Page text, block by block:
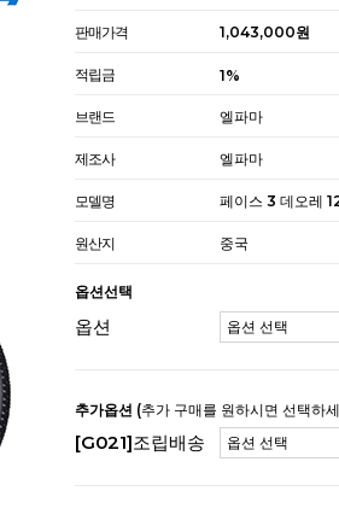
판매가격 1,043,000원
적립금 1%
브랜드 엘파마
제조사 엘파마
모델명 페이스 3 데오레
원산지 중국
옵션선택
옵션
추가옵션 (추가 구매를 원하시면 선택하
[G021]조립배송